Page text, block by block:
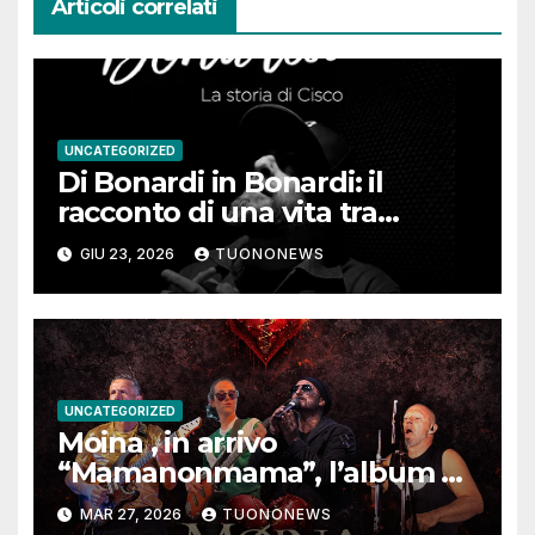
Articoli correlati
UNCATEGORIZED
Di Bonardi in Bonardi: il
racconto di una vita tra
memoria, musica e identità
GIU 23, 2026 TUONONEWS
UNCATEGORIZED
Moina , in arrivo
“Mamanonmama”, l’album di
debutto per Ghost Record
MAR 27, 2026 TUONONEWS